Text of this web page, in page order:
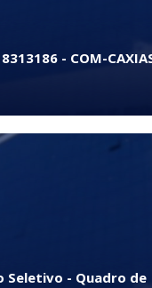
- COM-
Seletivo - Quadro de